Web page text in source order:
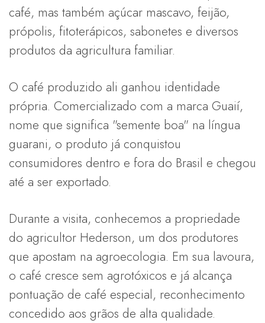
café, mas também açúcar mascavo, feijão,
própolis, fitoterápicos, sabonetes e diversos
produtos da agricultura familiar.
O café produzido ali ganhou identidade
própria. Comercializado com a marca Guaií,
nome que significa "semente boa" na língua
guarani, o produto já conquistou
consumidores dentro e fora do Brasil e chegou
até a ser exportado.
Durante a visita, conhecemos a propriedade
do agricultor Hederson, um dos produtores
que apostam na agroecologia. Em sua lavoura,
o café cresce sem agrotóxicos e já alcança
pontuação de café especial, reconhecimento
concedido aos grãos de alta qualidade.